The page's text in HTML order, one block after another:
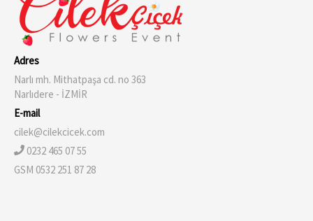
Adres
Narlı mh. Mithatpaşa cd. no 363
Narlıdere - İZMİR
E-mail
cilek@cilekcicek.com
0232 465 07 55
GSM 0532 251 87 28